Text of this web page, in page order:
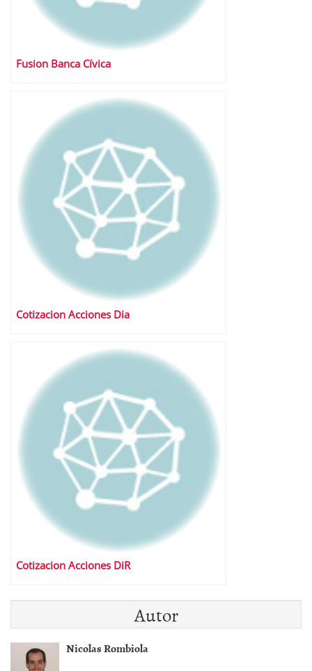
Fusion Banca Cívica
Cotizacion Acciones Dia
Cotizacion Acciones DiR
Autor
Nicolas Rombiola